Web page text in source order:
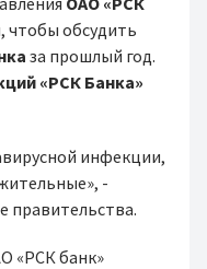
чтобы обсудить
за прошлый год.
«РСК Банка»
инфекции,
-
правительства.
«РСК банк»